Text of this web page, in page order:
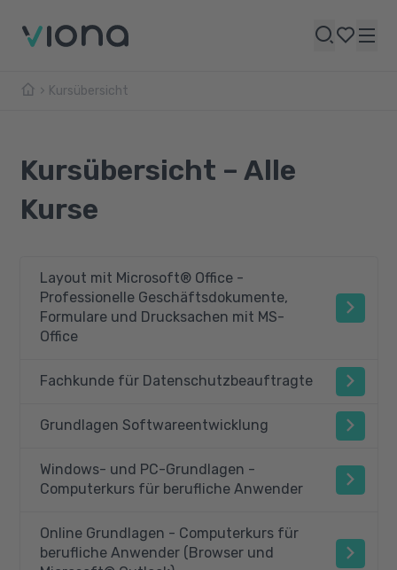
Kursübersicht
Kursübersicht – Alle
Kurse
Layout mit Microsoft® Office -
Professionelle Geschäftsdokumente,
Formulare und Drucksachen mit MS-
Office
Fachkunde für Datenschutzbeauftragte
Grundlagen Softwareentwicklung
Windows- und PC-Grundlagen -
Computerkurs für berufliche Anwender
Online Grundlagen - Computerkurs für
berufliche Anwender (Browser und